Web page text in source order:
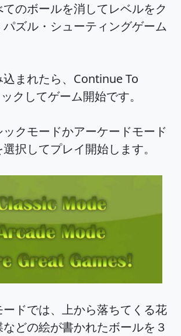
のボールを消してレベルをク
パズル・シューティングゲーム
まれたら、Continue To
クしてゲーム開始です。
クモードかアーケードモード
択してプレイ開始します。
ードでは、上から落ちてくる花
どの絵が書かれたボールを３